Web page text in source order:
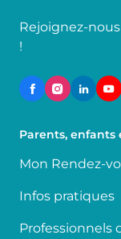
Rejoignez-
!
Parents, enfants
Mon Rendez-
Infos pratiques
Professionnels